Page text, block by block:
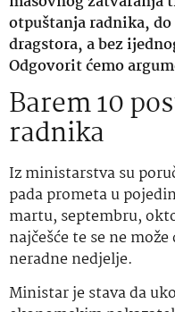
otpuštanja radnika,
dragstora, a bez
Odgovorit ćemo
Barem 10
radnika
Iz ministarstva su
pada prometa u
martu, septembru,
najčešće te se ne
neradne nedjelje.
Ministar je stava da